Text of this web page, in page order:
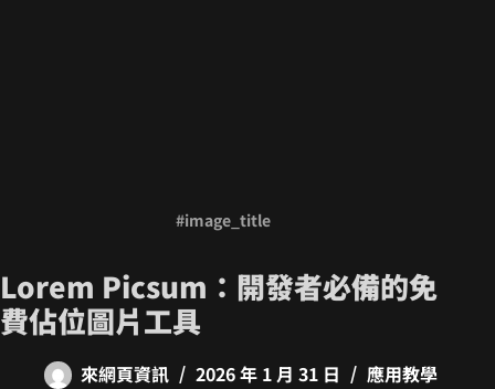
#image_title
Lorem Picsum：開發者必備的免
費佔位圖片工具
來網頁資訊 2026 年 1 月 31 日 應用教學